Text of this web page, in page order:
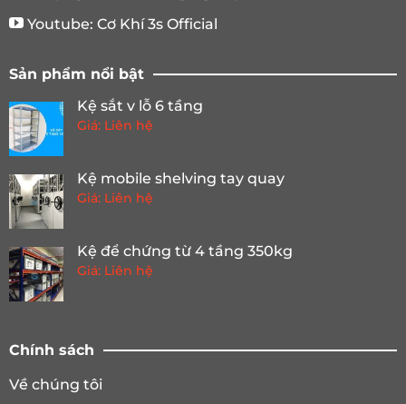
Youtube: Cơ Khí 3s Official
Sản phẩm nổi bật
Kệ sắt v lỗ 6 tầng
Giá: Liên hệ
Kệ mobile shelving tay quay
Giá: Liên hệ
Kệ để chứng từ 4 tầng 350kg
Giá: Liên hệ
Chính sách
Về chúng tôi